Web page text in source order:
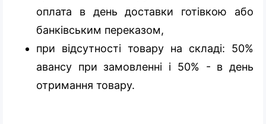
оплата в день доставки готівкою або
банківським переказом,
при відсутності товару на складі: 50%
авансу при замовленні і 50% - в день
отримання товару.